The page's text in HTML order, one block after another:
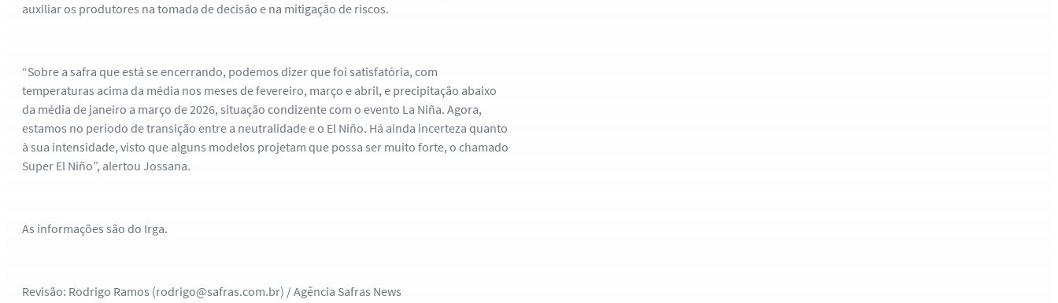
auxiliar os produtores na tomada de decisão e na mitigação de riscos.
“Sobre a safra que está se encerrando, podemos dizer que foi satisfatória, com
temperaturas acima da média nos meses de fevereiro, março e abril, e precipitação abaixo
da média de janeiro a março de 2026, situação condizente com o evento La Niña. Agora,
estamos no período de transição entre a neutralidade e o El Niño. Há ainda incerteza quanto
à sua intensidade, visto que alguns modelos projetam que possa ser muito forte, o chamado
Super El Niño”, alertou Jossana.
As informações são do Irga.
Revisão: Rodrigo Ramos (rodrigo@safras.com.br) / Agência Safras News